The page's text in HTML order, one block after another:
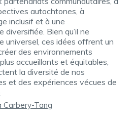
autochtones, à
inclusif et à une
Bien qu’il ne
universel, ces idées offrent un
des environnements
accueillants et équitables,
la diversité de nos
et des expériences vécues de
Carbery-Tang